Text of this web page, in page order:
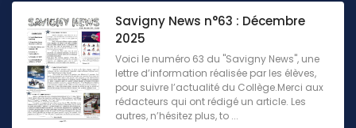
Savigny News n°63 : Décembre
2025
Voici le numéro 63 du "Savigny News", une
lettre d’information réalisée par les élèves,
pour suivre l’actualité du Collège.Merci aux
rédacteurs qui ont rédigé un article. Les
autres, n’hésitez plus, to ...